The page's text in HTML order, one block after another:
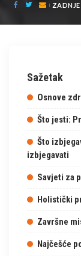
ZADNJE
Sažetak
Osnove
Što jesti:
Što
izbjegavati
Savjeti za
Holistički
Završne
Najčešće